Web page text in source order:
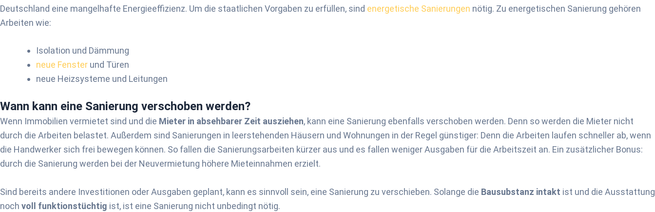
Deutschland eine mangelhafte Energieeffizienz. Um die staatlichen Vorgaben zu erfüllen, sind energetische Sanierungen nötig. Zu energetischen Sanierung gehören
Arbeiten wie:
Isolation und Dämmung
neue Fenster und Türen
neue Heizsysteme und Leitungen
Wann kann eine Sanier­ung verschoben werden?
Wenn Immobilien vermietet sind und die Mieter in absehbarer Zeit ausziehen, kann eine Sanierung ebenfalls verschoben werden. Denn so werden die Mieter nicht
durch die Arbeiten belastet. Außerdem sind Sanierungen in leerstehenden Häusern und Wohnungen in der Regel günstiger: Denn die Arbeiten laufen schneller ab, wenn
die Handwerker sich frei bewegen können. So fallen die Sanierungsarbeiten kürzer aus und es fallen weniger Ausgaben für die Arbeitszeit an. Ein zusätzlicher Bonus:
durch die Sanierung werden bei der Neuvermietung höhere Mieteinnahmen erzielt.
Sind bereits andere Investitionen oder Ausgaben geplant, kann es sinnvoll sein, eine Sanierung zu verschieben. Solange die Bausubstanz intakt ist und die Ausstattung
noch voll funktionstüchtig ist, ist eine Sanierung nicht unbedingt nötig.